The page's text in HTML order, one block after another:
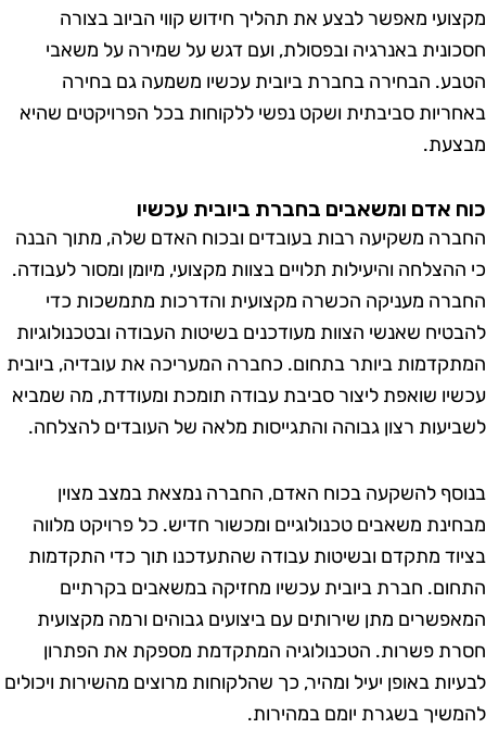
מאפשר לבצע את תהליך חידוש קווי הביוב בצורה
באנרגיה ובפסולת, ועם דגש על שמירה על משאבי
הבחירה בחברת ביובית עכשיו משמעה גם בחירה
סביבתית ושקט נפשי ללקוחות בכל הפרויקטים שהיא
אדם ומשאבים בחברת ביובית עכשיו
משקיעה רבות בעובדים ובכוח האדם שלה, מתוך הבנה
והיעילות תלויים בצוות מקצועי, מיומן ומסור לעבודה.
מעניקה הכשרה מקצועית והדרכות מתמשכות כדי
שאנשי הצוות מעודכנים בשיטות העבודה ובטכנולוגיות
ביותר בתחום. כחברה המעריכה את עובדיה, ביובית
שואפת ליצור סביבת עבודה תומכת ומעודדת, מה שמביא
רצון גבוהה והתגייסות מלאה של העובדים להצלחה.
להשקעה בכוח האדם, החברה נמצאת במצב מצוין
משאבים טכנולוגיים ומכשור חדיש. כל פרויקט מלווה
מתקדם ובשיטות עבודה שהתעדכנו תוך כדי התקדמות
חברת ביובית עכשיו מחזיקה במשאבים בקרתיים
מתן שירותים עם ביצועים גבוהים ורמה מקצועית
פשרות. הטכנולוגיה המתקדמת מספקת את הפתרון
באופן יעיל ומהיר, כך שהלקוחות מרוצים מהשירות ויכולים
בשגרת יומם במהירות.